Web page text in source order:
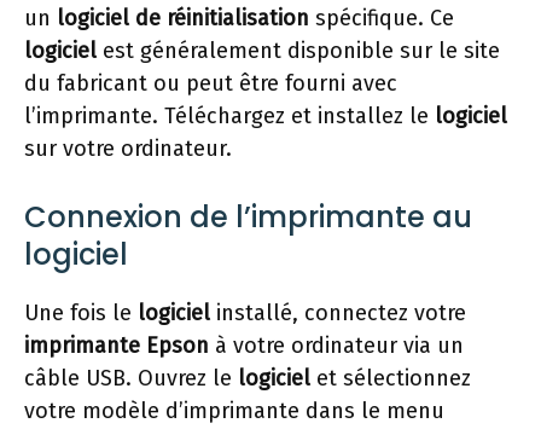
un logiciel de réinitialisation spécifique. Ce
logiciel est généralement disponible sur le site
du fabricant ou peut être fourni avec
l’imprimante. Téléchargez et installez le logiciel
sur votre ordinateur.
Connexion de l’imprimante au
logiciel
Une fois le logiciel installé, connectez votre
imprimante Epson à votre ordinateur via un
câble USB. Ouvrez le logiciel et sélectionnez
votre modèle d’imprimante dans le menu